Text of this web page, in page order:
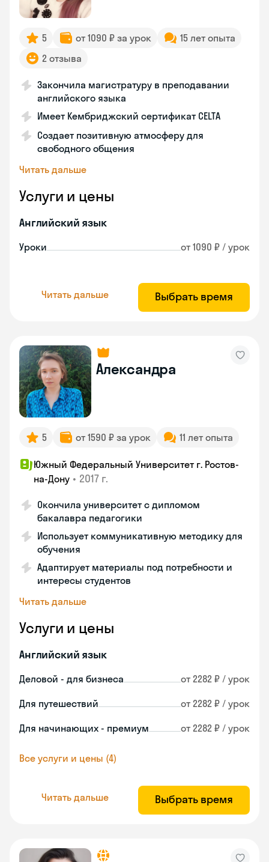
5 от 1090 ₽ за урок
15 лет опыта
2 отзыва
Закончила магистратуру в преподавании
английского языка
Имеет Кембриджский сертификат CELTA
Создает позитивную атмосферу для
свободного общения
Читать дальше
Услуги и цены
Английский язык
Уроки от 1090 ₽ / урок
Читать дальше Выбрать время
Александра
5 от 1590 ₽ за урок 11 лет опыта
Южный Федеральный Университет г. Ростов-
на-Дону • 2017 г.
Окончила университет с дипломом
бакалавра педагогики
Использует коммуникативную методику для
обучения
Адаптирует материалы под потребности и
интересы студентов
Читать дальше
Услуги и цены
Английский язык
Деловой - для бизнеса от 2282 ₽ / урок
Для путешествий от 2282 ₽ / урок
Для начинающих - премиум от 2282 ₽ / урок
Все услуги и цены (4)
Читать дальше Выбрать время